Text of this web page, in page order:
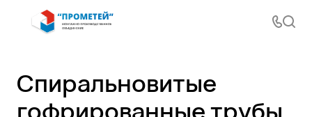
Спиральновитые